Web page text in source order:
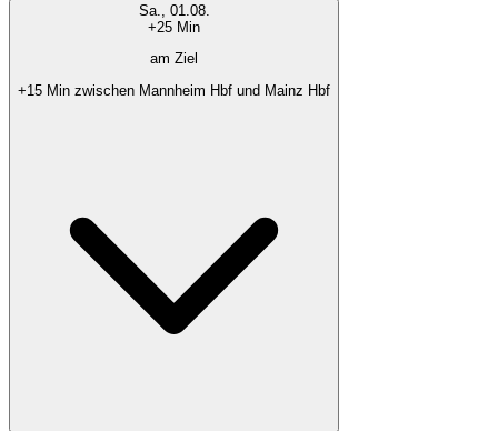
Sa., 01.08.
+25 Min
am Ziel
+15 Min zwischen Mannheim Hbf und Mainz Hbf